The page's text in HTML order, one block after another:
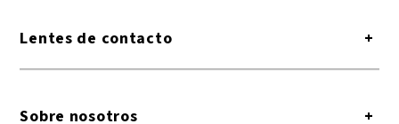
Lentes de contacto +
Sobre nosotros +